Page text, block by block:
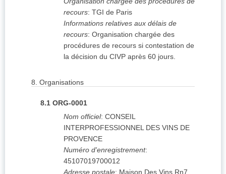
recours: TGI de Paris
Informations relatives aux délais de
recours: Organisation chargée des
procédures de recours si contestation de
la décision du CIVP après 60 jours.
8. Organisations
8.1 ORG-0001
Nom officiel: CONSEIL
INTERPROFESSIONNEL DES VINS DE
PROVENCE
Numéro d'enregistrement:
45107019700012
Adresse postale: Maison Des Vins Rn7